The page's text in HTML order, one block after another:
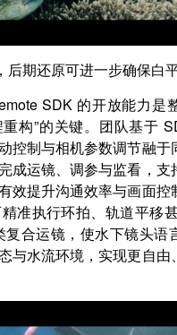
后期还原可进一步确保白
SDK 的开放能力是
重构”的关键。团队基于
控制与相机参数调节融于
成运镜、调参与监看，支
效提升沟通效率与画面控
准执行环拍、轨道平移
复合运镜，使水下镜头语
与水流环境，实现更自由